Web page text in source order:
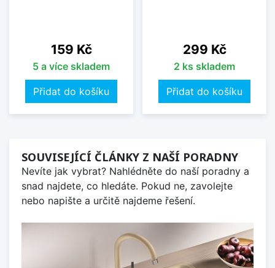
Cena
159 Kč
5 a více skladem
Přidat do košíku
Cena
299 Kč
2 ks skladem
Přidat do košíku
SOUVISEJÍCÍ ČLÁNKY Z NAŠÍ PORADNY
Nevíte jak vybrat? Nahlédněte do naší poradny a
snad najdete, co hledáte. Pokud ne, zavolejte
nebo napište a určitě najdeme řešení.